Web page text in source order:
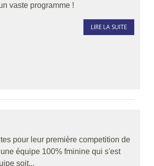
vaste programme !
LIRE LA SUITE
pour leur première competition de
équipe 100% fminine qui s'est
soit...